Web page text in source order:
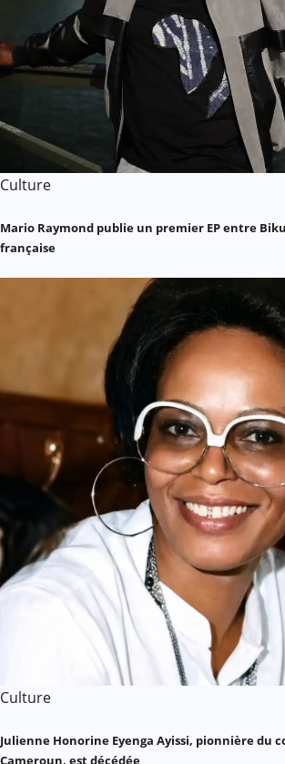
Culture
Mario Raymond publie un premier EP entre
française
Culture
Julienne Honorine Eyenga Ayissi, pionnière du
Cameroun, est décédée